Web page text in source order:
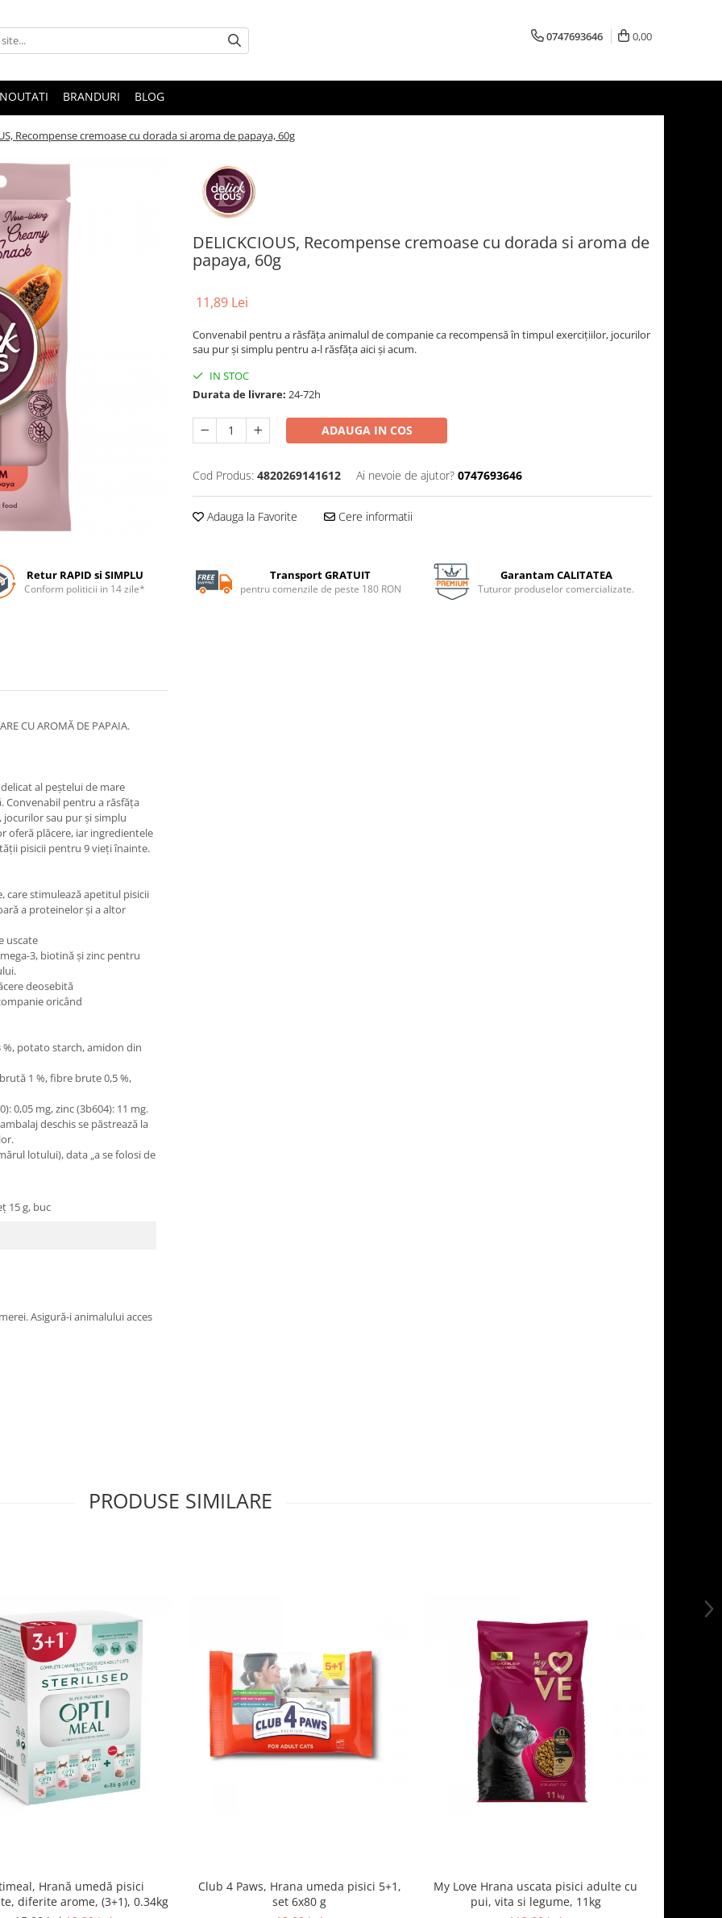
0747693646 0,00
NOUTATI BRANDURI BLOG
Recompense cremoase cu dorada si aroma de papaya, 60g
DELICKCIOUS, Recompense cremoase cu dorada si aroma de
papaya, 60g
11,89 Lei
Convenabil pentru a răsfăța animalul de companie ca recompensă în timpul exercițiilor, jocurilor
sau pur și simplu pentru a-l răsfăța aici și acum.
IN STOC
Durata de livrare: 24-72h
ADAUGA IN COS
Cod Produs: 4820269141612 Ai nevoie de ajutor? 0747693646
Adauga la Favorite Cere informatii
Retur RAPID si SIMPLU
Conform politicii in 14 zile*
Transport GRATUIT
pentru comenzile de peste 180 RON
Garantam CALITATEA
Tuturor produselor comercializate.
CU AROMĂ DE PAPAIA.
al peștelui de mare
Convenabil pentru a răsfăța
sau pur și simplu
oferă plăcere, iar ingredientele
pisicii pentru 9 vieți înainte.
stimulează apetitul pisicii
a proteinelor și a altor
uscate
3, biotină și zinc pentru
deosebită
oricând
%, potato starch, amidon din
1 %, fibre brute 0,5 %,
0,05 mg, zinc (3b604): 11 mg.
deschis se păstrează la
lotului), data „a se folosi de
15 g, buc
Asigură-i animalului acces
PRODUSE SIMILARE
Hrană umedă pisici
diferite arome, (3+1), 0.34kg
Club 4 Paws, Hrana umeda pisici 5+1,
set 6x80 g
My Love Hrana uscata pisici adulte cu
pui, vita si legume, 11kg